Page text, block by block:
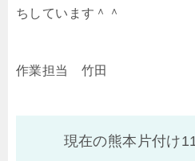
ちしています＾＾
作業担当 竹田
現在の熊本片付け